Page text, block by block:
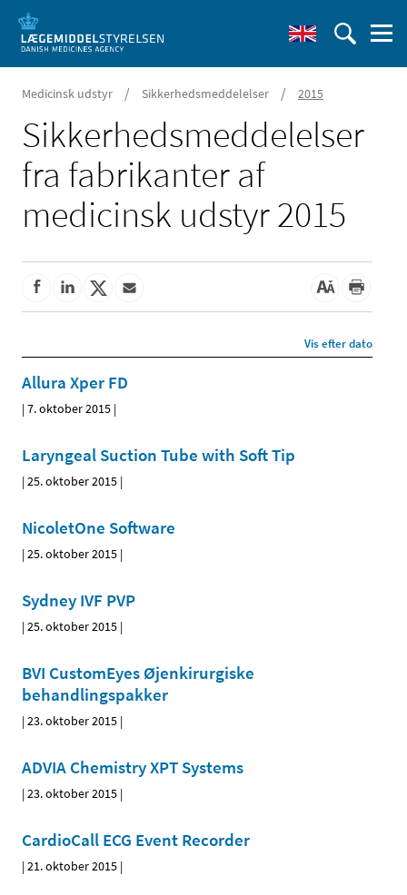
Medicinsk udstyr / Sikkerhedsmeddelelser / 2015
Sikkerheds­meddelelser
fra fabrikanter af
medicinsk udstyr 2015
Vis efter dato
Allura Xper FD
|7. oktober 2015 |
Laryngeal Suction Tube with Soft Tip
|25. oktober 2015 |
NicoletOne Software
|25. oktober 2015 |
Sydney IVF PVP
|25. oktober 2015 |
BVI CustomEyes Øjenkirurgiske
behandlingspakker
|23. oktober 2015 |
ADVIA Chemistry XPT Systems
|23. oktober 2015 |
CardioCall ECG Event Recorder
|21. oktober 2015 |